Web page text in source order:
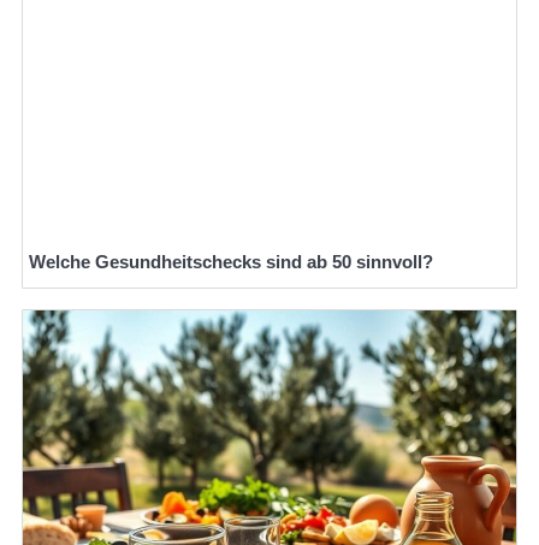
Welche Gesundheitschecks sind ab 50 sinnvoll?